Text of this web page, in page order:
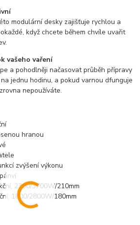
modulární desky zajišťuje rychlou a
když chcete během chvíle uvařit
vašeho vaření
a pohodlněji načasovat průběh přípravy
jednu hodinu, a pokud varnou dfunguje
nepoužíváte.
hranou
zvýšení výkonu
2300/3700W/210mm
1800/2800W/180mm